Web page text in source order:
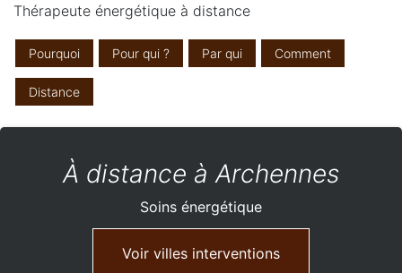
Thérapeute énergétique à distance
Pourquoi Pour qui ? Par qui Comment
Distance
À distance à Archennes
Soins énergétique
Voir villes interventions